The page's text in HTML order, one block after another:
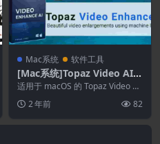
Mac系统 软件工具
[Mac系统]Topaz Video AI
4.2.0
适用于 macOS 的 Topaz Video AI
2 年前 82